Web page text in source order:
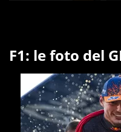
F1: le foto del